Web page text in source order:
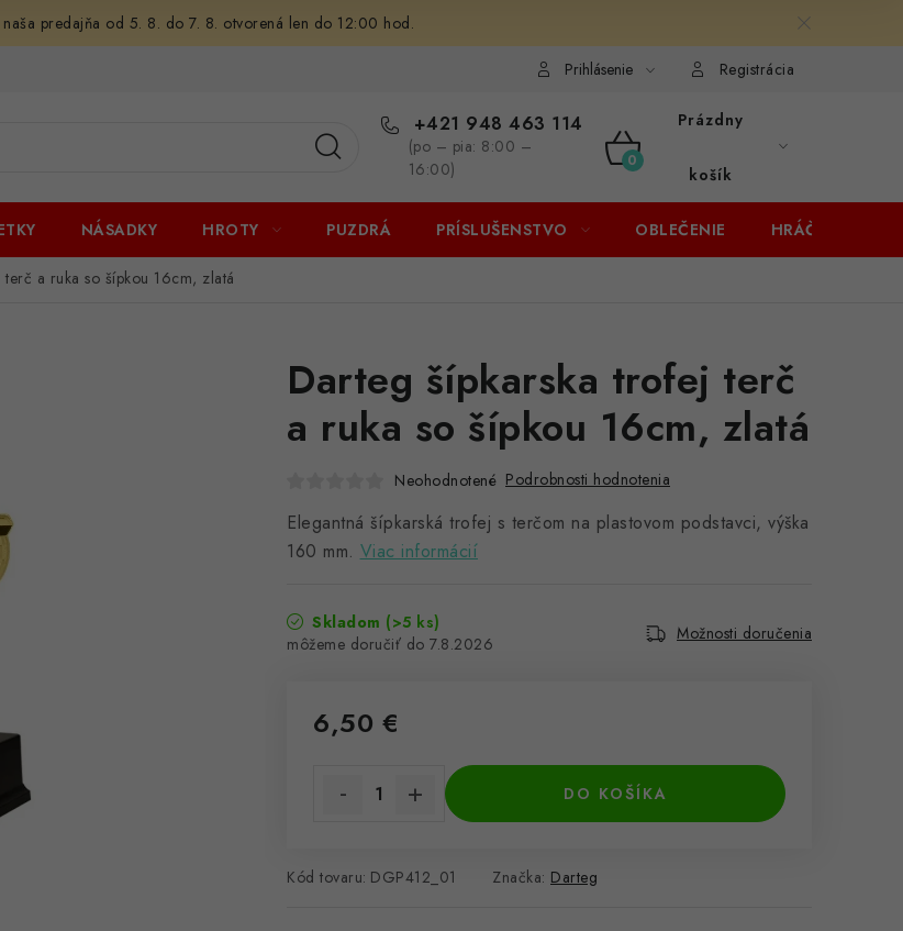
predajňa od 5. 8. do 7. 8. otvorená len do 12:00 hod.
Prihlásenie Registrácia
+421 948 463 114
(po – pia: 8:00 –
16:00)
NÁKUPNÝ
KOŠÍK
Prázdny
košík
NÁSADKY HROTY PUZDRÁ PRÍSLUŠENSTVO OBLEČENIE HRÁČI
a ruka so šípkou 16cm, zlatá
Darteg šípkarska trofej terč
a ruka so šípkou 16cm, zlatá
Neohodnotené Podrobnosti hodnotenia
Elegantná šípkarská trofej s terčom na plastovom podstavci, výška
160 mm. Viac informácií
Skladom (>5 ks)
7.8.2026
Možnosti doručenia
6,50 €
DO KOŠÍKA
Kód tovaru: DGP412_01 Značka: Darteg